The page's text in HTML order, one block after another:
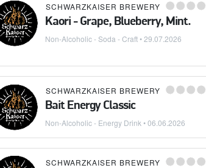
SCHWARZKAISER BREWERY
Kaori - Grape, Blueberry, Mint.
Non-Alcoholic - Soda - Craft•29.07.2026
SCHWARZKAISER BREWERY
Bait Energy Classic
Non-Alcoholic - Energy Drink •06.06.2026
SCHWARZKAISER BREWERY